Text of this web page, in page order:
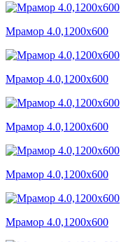
Мрамор 4.0,1200x600
Мрамор 4.0,1200x600
Мрамор 4.0,1200x600
Мрамор 4.0,1200x600
Мрамор 4.0,1200x600